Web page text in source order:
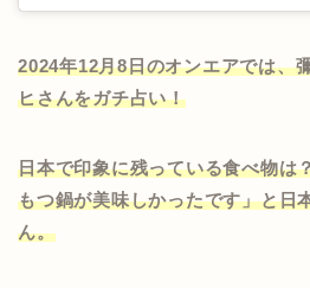
2024年12月8日のオンエアでは、
ヒさんをガチ占い！
日本で印象に残っている食べ物は
もつ鍋が美味しかったです」と日
ん。